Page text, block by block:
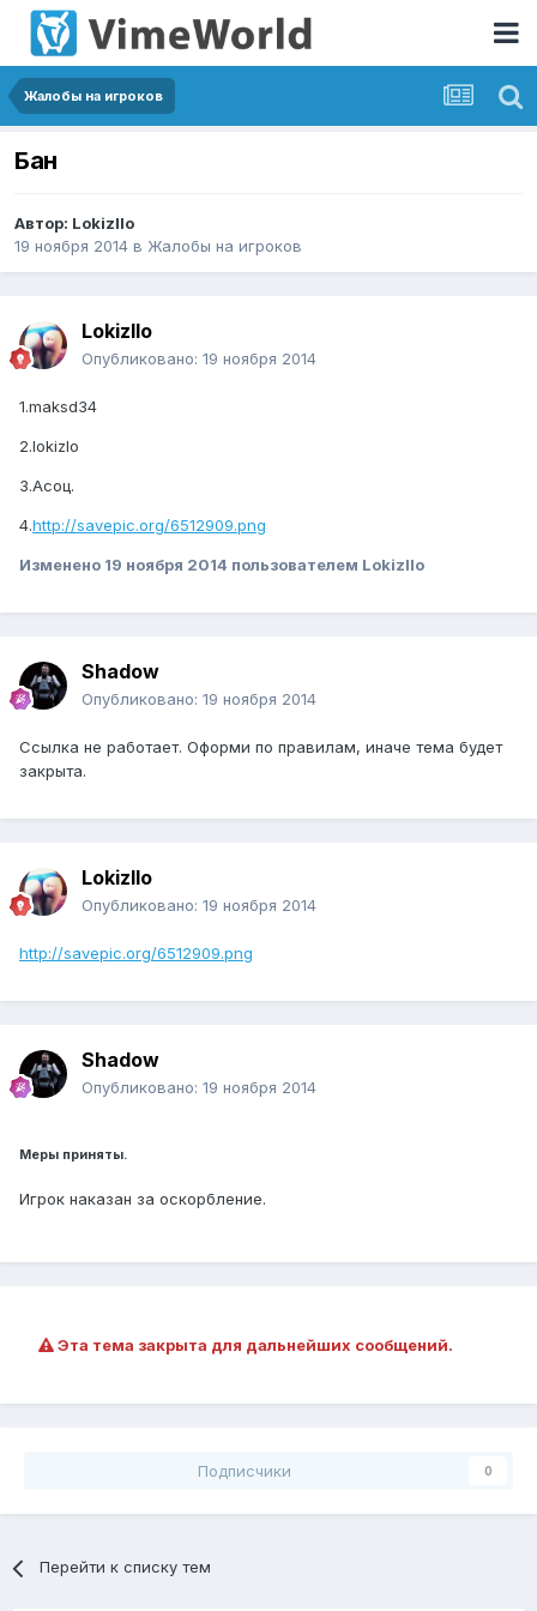
Жалобы на игроков
Бан
Автор: Lokizllo
19 ноября 2014 в Жалобы на игроков
Lokizllo
Опубликовано: 19 ноября 2014
1.maksd34
2.lokizlo
3.Асоц.
4.http://savepic.org/6512909.png
Изменено 19 ноября 2014 пользователем Lokizllo
Shadow
Опубликовано: 19 ноября 2014
Ссылка не работает. Оформи по правилам, иначе тема будет
закрыта.
Lokizllo
Опубликовано: 19 ноября 2014
http://savepic.org/6512909.png
Shadow
Опубликовано: 19 ноября 2014
Меры приняты.
Игрок наказан за оскорбление.
Эта тема закрыта для дальнейших сообщений.
Подписчики 0
Перейти к списку тем